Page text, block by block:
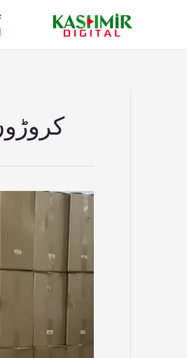
محکمہ
ان
ریونیو
کی
تگڑی
کارروائی
،کروڑوں
کے